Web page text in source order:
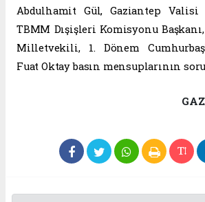
Abdulhamit Gül, Gaziantep Valisi
TBMM Dışişleri Komisyonu
Milletvekili, 1. Dönem
Fuat Oktay basın mensuplarının